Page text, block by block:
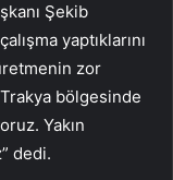
Şekib
yaptıklarını
zor
bölgesinde
Yakın
dedi.